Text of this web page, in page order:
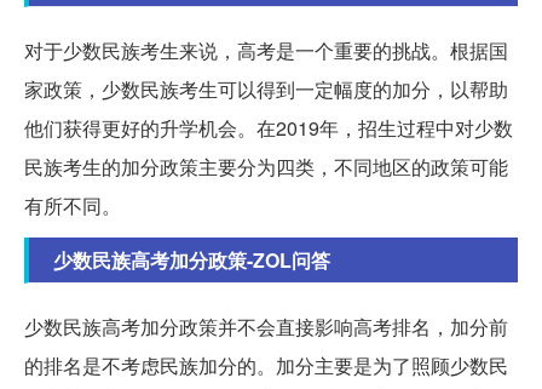
对于少数民族考生来说，高考是一个重要的挑战。根据国
家政策，少数民族考生可以得到一定幅度的加分，以帮助
他们获得更好的升学机会。在2019年，招生过程中对少数
民族考生的加分政策主要分为四类，不同地区的政策可能
有所不同。
少数民族高考加分政策-ZOL问答
少数民族高考加分政策并不会直接影响高考排名，加分前
的排名是不考虑民族加分的。加分主要是为了照顾少数民